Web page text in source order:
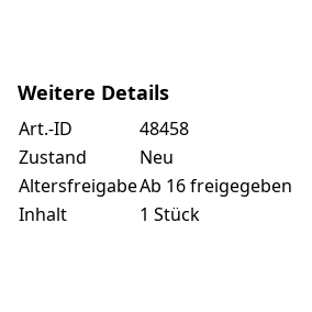
Weitere Details
Art.-ID
48458
Zustand
Neu
AltersfreigabeAb 16 freigegeben
Inhalt
1 Stück